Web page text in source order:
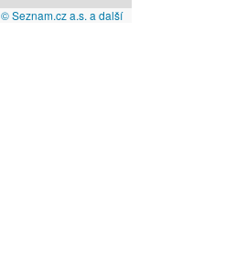
© Seznam.cz a.s. a další